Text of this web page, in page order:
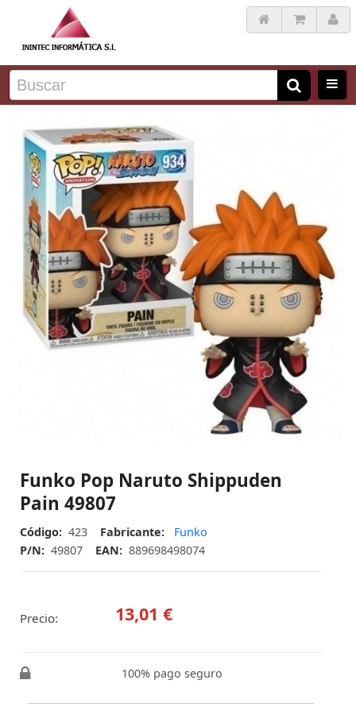
Funko Pop Naruto Shippuden
Pain 49807
Código: 423 Fabricante:
Funko
P/N: 49807 EAN: 889698498074
Precio: 13,01 €
100% pago seguro